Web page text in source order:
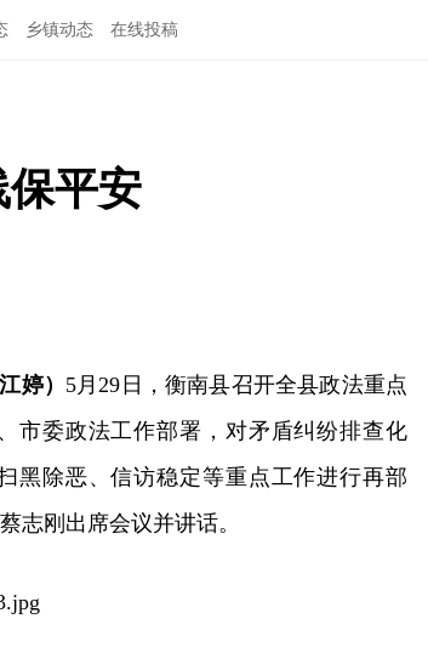
乡镇动态 在线投稿
平安
婷） 5月29日，衡南县召开全县政法重点
市委政法工作部署，对矛盾纠纷排查化
黑除恶、信访稳定等重点工作进行再部
志刚出席会议并讲话。